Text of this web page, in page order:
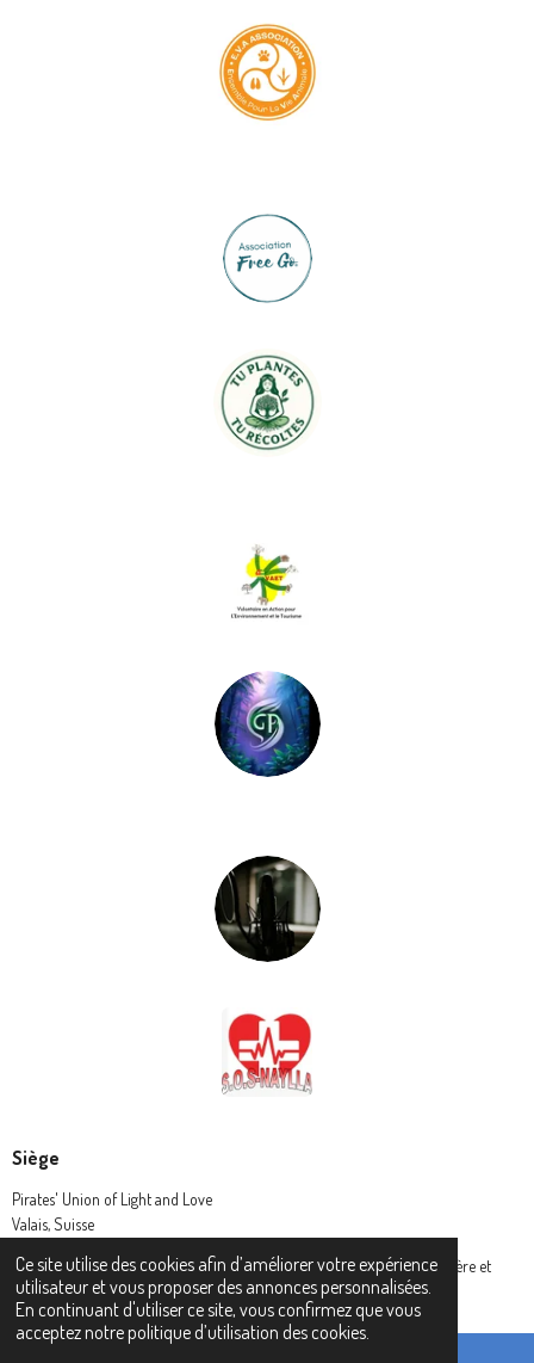
Ce site utilise des cookies afin d’améliorer votre expérience
utilisateur et vous proposer des annonces personnalisées.
En continuant d'utiliser ce site, vous confirmez que vous
acceptez notre politique d’utilisation des cookies.
Siège
Pirates' Union of Light and Love
Valais, Suisse
© 2024 Pirates' Union of Light and Love - L' Union des Pirates de lumière et
amour (P.U.L.L.)